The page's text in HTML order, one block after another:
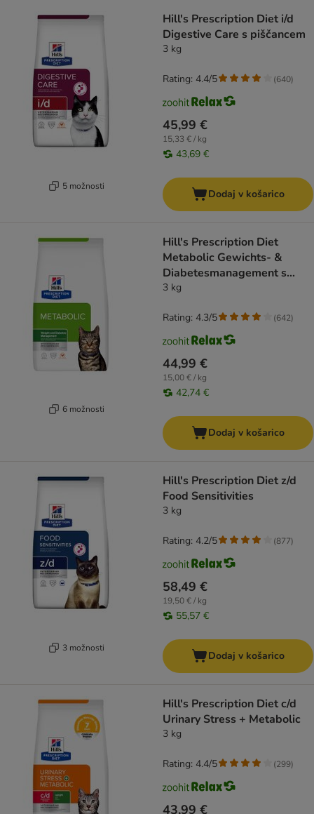
5 možnosti
Hill's Prescription Diet i/d
Digestive Care s piščancem
3 kg
45,99 €
15,33 € / kg
43,69 €
Rating: 4.4/5 (640)
Dodaj v košarico
6 možnosti
Hill's Prescription Diet
Metabolic Gewichts- &
Diabetesmanagement s
piščancem
3 kg
44,99 €
15,00 € / kg
42,74 €
Rating: 4.3/5 (642)
Dodaj v košarico
3 možnosti
Hill's Prescription Diet z/d
Food Sensitivities
3 kg
58,49 €
19,50 € / kg
55,57 €
Rating: 4.2/5 (877)
Dodaj v košarico
Hill's Prescription Diet c/d
Urinary Stress + Metabolic
3 kg
43,99 €
Rating: 4.4/5 (299)